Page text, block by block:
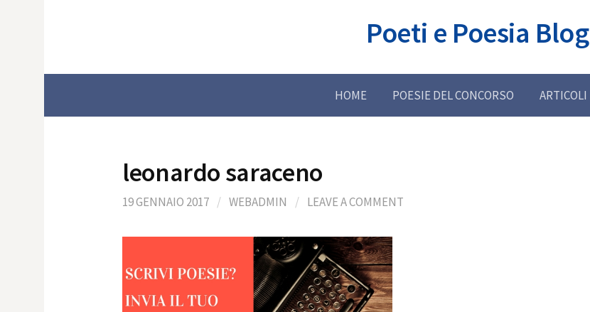
Poeti e Poesia Blog
HOME POESIE DEL CONCORSO ARTICOLI
leonardo saraceno
19 GENNAIO 2017 / WEBADMIN / LEAVE A COMMENT